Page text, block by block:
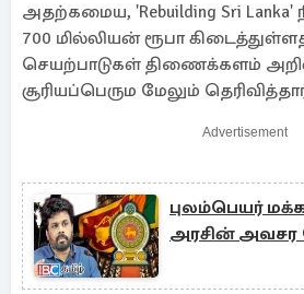
அதற்கமைய, 'Rebuilding Sri Lanka'
700 மில்லியன் ரூபா
செயற்பாடுகள் திணைக்களம்
சூரியப்பெரும மேலும்
Advertisement
புலம்பெயர்
அரசின் அவசர